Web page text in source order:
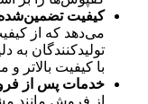
کیفیت
می‌دهد که از
تولیدکنندگان به
با کیفیت بالاتر
خدمات پس از
از فروش مانند